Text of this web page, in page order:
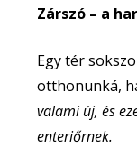
Zárszó – a
Egy tér
otthonunká,
valami új, és
enteriőrnek.